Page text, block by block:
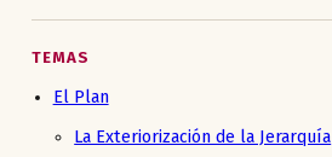
TEMAS
El Plan
La Exteriorización de la Jerarquía